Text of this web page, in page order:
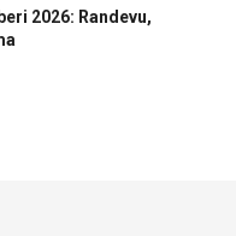
2026: Randevu,